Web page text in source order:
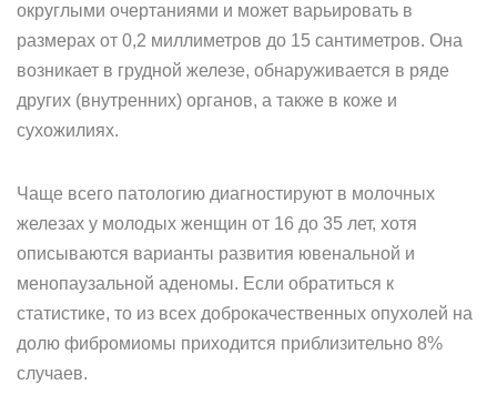
округлыми очертаниями и может варьировать в
размерах от 0,2 миллиметров до 15 сантиметров. Она
возникает в грудной железе, обнаруживается в ряде
других (внутренних) органов, а также в коже и
сухожилиях.
Чаще всего патологию диагностируют в молочных
железах у молодых женщин от 16 до 35 лет, хотя
описываются варианты развития ювенальной и
менопаузальной аденомы. Если обратиться к
статистике, то из всех доброкачественных опухолей на
долю фибромиомы приходится приблизительно 8%
случаев.